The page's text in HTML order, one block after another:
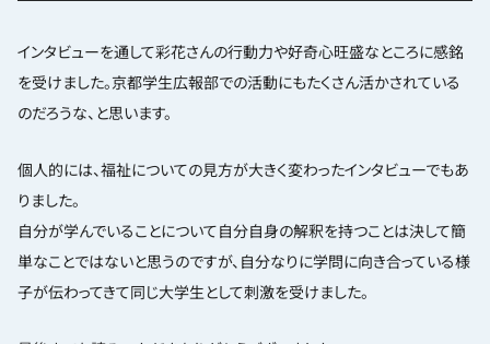
インタビューを通して彩花さんの行動力や好奇心旺盛なところに感銘
を受けました。京都学生広報部での活動にもたくさん活かされている
のだろうな、と思います。
個人的には、福祉についての見方が大きく変わったインタビューでもあ
りました。
自分が学んでいることについて自分自身の解釈を持つことは決して簡
単なことではないと思うのですが、自分なりに学問に向き合っている様
子が伝わってきて同じ大学生として刺激を受けました。